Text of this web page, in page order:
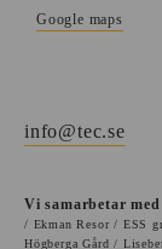
Google maps
info@tec.se
Vi samarbetar
/ Ekman Resor / ESS
Högberga Gård /